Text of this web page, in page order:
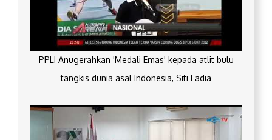
PPLI Anugerahkan 'Medali Emas' kepada atlit bulu
tangkis dunia asal Indonesia, Siti Fadia